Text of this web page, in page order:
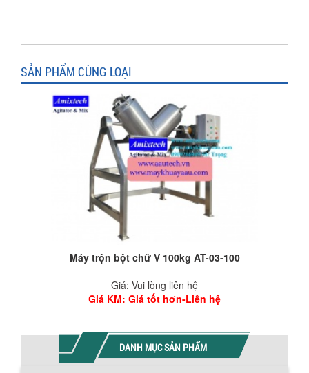
SẢN PHẨM CÙNG LOẠI
Máy trộn bột hình lập phương AT-01
Giá: Thiết kế máy trộn
Giá KM: Liên hệ Á Âu
DANH MỤC SẢN PHẨM